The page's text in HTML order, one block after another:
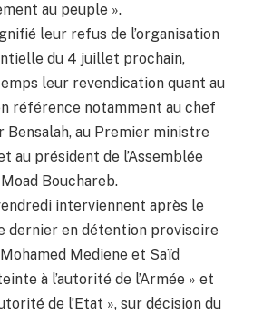
au peuple ».
leur refus de l’organisation
du 4 juillet prochain,
leur revendication quant au
référence notamment au chef
Bensalah, au Premier ministre
au président de l’Assemblée
Bouchareb.
interviennent après le
dernier en détention provisoire
Mediene et Saïd
à l’autorité de l’Armée » et
de l’Etat », sur décision du